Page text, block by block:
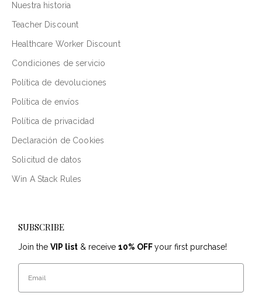
Nuestra historia
Teacher Discount
Healthcare Worker Discount
Condiciones de servicio
Política de devoluciones
Política de envíos
Política de privacidad
Declaración de Cookies
Solicitud de datos
Win A Stack Rules
SUBSCRIBE
Join the VIP list & receive 10% OFFyour first purchase!
Email